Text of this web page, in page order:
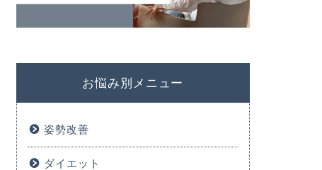
お悩み別メニュー
姿勢改善
ダイエット